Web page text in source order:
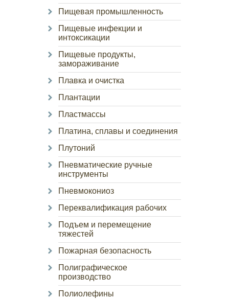
Пищевая промышленность
Пищевые инфекции и
интоксикации
Пищевые продукты,
замораживание
Плавка и очистка
Плантации
Пластмассы
Платина, сплавы и соединения
Плутоний
Пневматические ручные
инструменты
Пневмокониоз
Переквалификация рабочих
Подъем и перемещение
тяжестей
Пожарная безопасность
Полиграфическое
производство
Полиолефины